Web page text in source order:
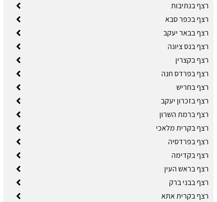
רצף בנתיבות
רצף בכפר סבא
רצף בבאר יעקב
רצף בנס ציונה
רצף בקצרין
רצף בפרדס חנה
רצף בחריש
רצף בזכרון יעקב
רצף ברמת השרון
רצף בקרית מלאכי
רצף בפרדסיה
רצף בקדימה
רצף בראש העין
רצף בבני ברק
רצף בקרית אתא